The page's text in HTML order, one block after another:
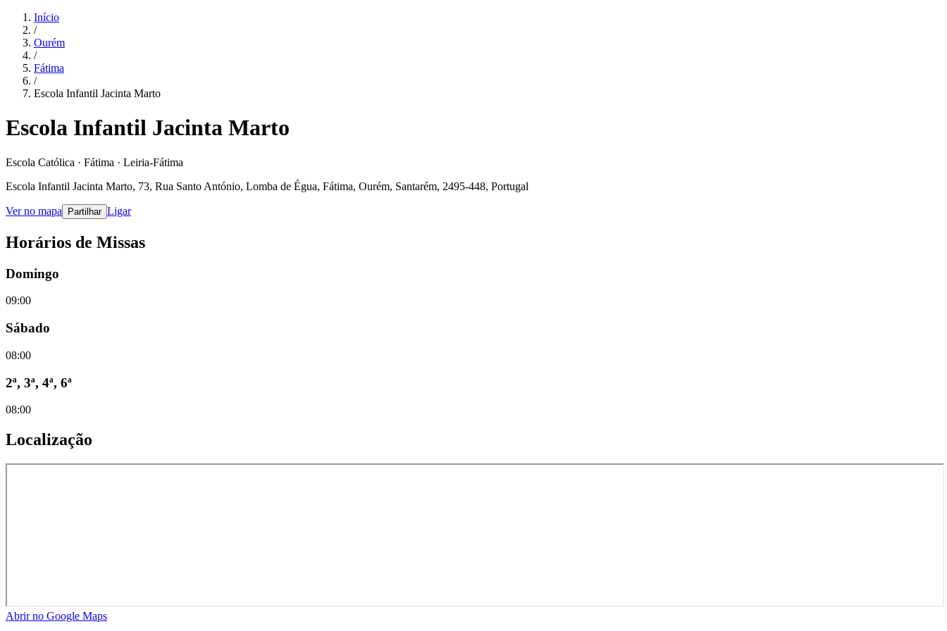
Início
/
Ourém
/
Fátima
/
Escola Infantil Jacinta Marto
Escola Infantil Jacinta Marto
Escola Católica · Fátima · Leiria-Fátima
Escola Infantil Jacinta Marto, 73, Rua Santo António, Lomba de Égua, Fátima, Ourém, Santarém, 2495-448, Portugal
Ver no mapa Partilhar Ligar
Horários de Missas
Domingo
09:00
Sábado
08:00
2ª, 3ª, 4ª, 6ª
08:00
Localização
Abrir no Google Maps